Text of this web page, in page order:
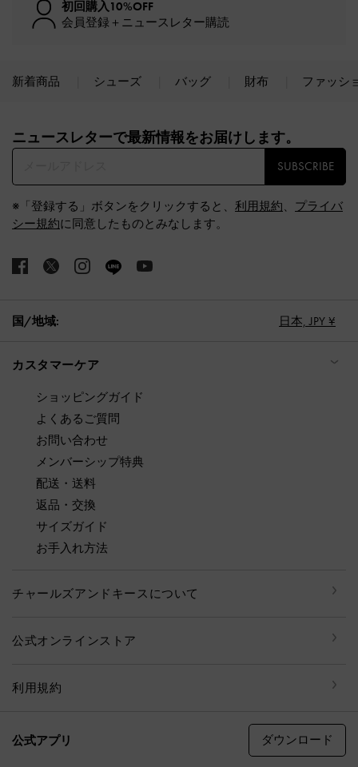
初回購入10%OFF
会員登録＋ニュースレター購読
新着商品 シューズ バッグ 財布 ファッシ
ニュースレターで最新情報をお届けします。​
SUBSCRIBE
※「登録する」ボタンをクリックすると、 利用規約、 プライバ
シー規約に同意したものとみなします。
国/地域: 日本, JPY ¥
カスタマーケア
ショッピングガイド
よくあるご質問
お問い合わせ
メンバーシップ特典
配送・送料
返品・交換
サイズガイド
お手入れ方法
チャールズアンドキースについて
公式オンラインストア
利用規約
公式アプリ ダウンロード